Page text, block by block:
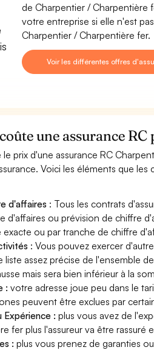
de Charpentier / Charpentière
votre entreprise si elle n'est
Charpentier / Charpentière fer.
Voir les différentes offres
une assurance
prix d'une assurance RC
Voici les éléments que
d'affaires : Tous les contrats
d'affaires ou prévision de chiffre
exacte ou par tranche de chiffre
: Vous pouvez exercer
liste assez précise de l'ensemble
mais sera bien inférieur à la
:votre adresse joue peu dans le
peuvent être exclues par
Expérience :plus vous avez de
fer plus l'assureur va être rassuré
:plus vous prenez de garanties